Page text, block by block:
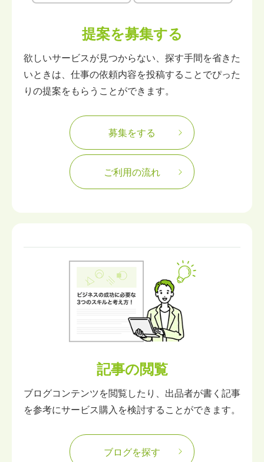
提案を募集する
欲しいサービスが見つからない、探す手間を省きた
いときは、仕事の依頼内容を投稿することでぴった
りの提案をもらうことができます。
募集をする
ご利用の流れ
記事の閲覧
ブログコンテンツを閲覧したり、出品者が書く記事
を参考にサービス購入を検討することができます。
ブログを探す